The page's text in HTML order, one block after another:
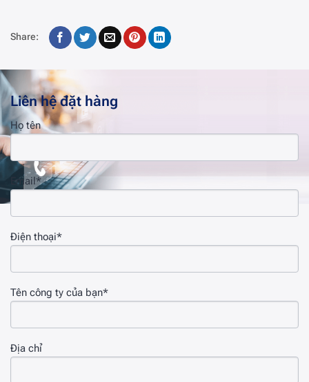
Share:
Liên hệ đặt hàng
Họ tên
Email*
Điện thoại*
Tên công ty của bạn*
Địa chỉ